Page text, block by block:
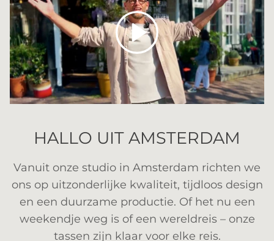
Spelen
HALLO UIT AMSTERDAM
Vanuit onze studio in Amsterdam richten we
ons op uitzonderlijke kwaliteit, tijdloos design
en een duurzame productie. Of het nu een
weekendje weg is of een wereldreis – onze
tassen zijn klaar voor elke reis.